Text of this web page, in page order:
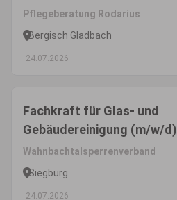
Pflegeberatung Rodarius
Bergisch Gladbach
24.07.2026
Fachkraft für Glas- und
Gebäudereinigung (m/w/d)
Wahnbachtalsperrenverband
Siegburg
24.07.2026